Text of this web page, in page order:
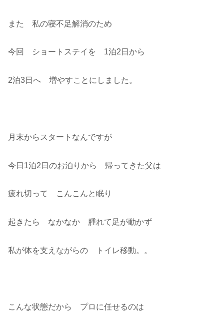
また 私の寝不足解消のため
今回 ショートステイを 1泊2日から
2泊3日へ 増やすことにしました。
月末からスタートなんですが
今日1泊2日のお泊りから 帰ってきた父は
疲れ切って こんこんと眠り
起きたら なかなか 腫れて足が動かず
私が体を支えながらの トイレ移動。。
こんな状態だから プロに任せるのは